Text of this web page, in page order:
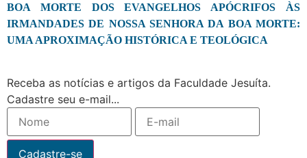
BOA MORTE DOS EVANGELHOS APÓCRIFOS ÀS
IRMANDADES DE NOSSA SENHORA DA BOA MORTE:
UMA APROXIMAÇÃO HISTÓRICA E TEOLÓGICA
Receba as notícias e artigos da Faculdade Jesuíta.
Cadastre seu e-mail...